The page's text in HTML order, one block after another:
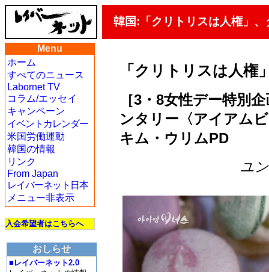
韓国:「クリトリスは人権」
Menu
ホーム
すべてのニュース
Labornet TV
コラム/エッセイ
キャンペーン
イベントカレンダー
米国労働運動
韓国の情報
リンク
From Japan
レイバーネット日本
メニュー非表示
入会希望者はこちらへ
おしらせ
■レイバーネット2.0
「クリトリスは人権
［3・8女性デー特別
ンタリー〈アイアム
キム・ウリムPD
ユ